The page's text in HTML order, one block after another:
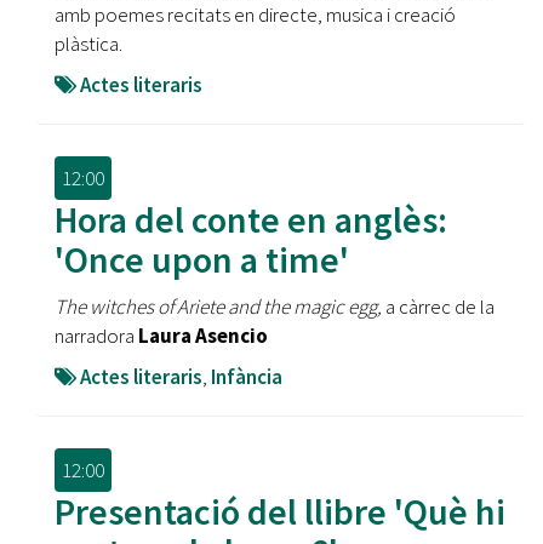
amb poemes recitats en directe, musica i creació
plàstica.
Actes literaris
12:00
Hora del conte en anglès:
'Once upon a time'
The witches of Ariete and the magic egg, a càrrec de la
narradora Laura Asencio
Actes literaris, Infància
12:00
Presentació del llibre 'Què hi